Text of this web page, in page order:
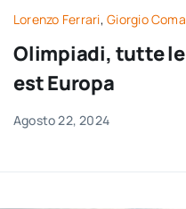
Lorenzo Ferrari,Giorgio
Olimpiadi, tutte
est Europa
Agosto 22, 2024